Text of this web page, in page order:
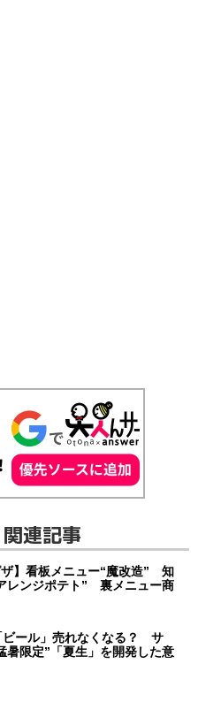
連記事
ザ】看板メニュー“魔改造” 知
レンジポテト” 裏メニュー商
ビール」売れなくなる？ サ
暑限定”「夏生」を開発した意